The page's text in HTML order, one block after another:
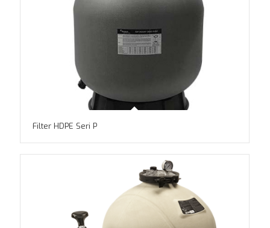
Filter HDPE Seri P